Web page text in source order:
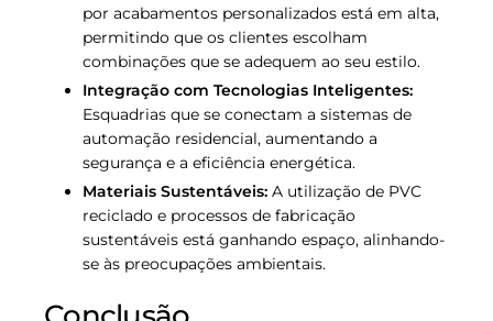
por acabamentos personalizados está em alta,
permitindo que os clientes escolham
combinações que se adequem ao seu estilo.
Integração com Tecnologias Inteligentes:
Esquadrias que se conectam a sistemas de
automação residencial, aumentando a
segurança e a eficiência energética.
Materiais Sustentáveis: A utilização de PVC
reciclado e processos de fabricação
sustentáveis está ganhando espaço, alinhando-
se às preocupações ambientais.